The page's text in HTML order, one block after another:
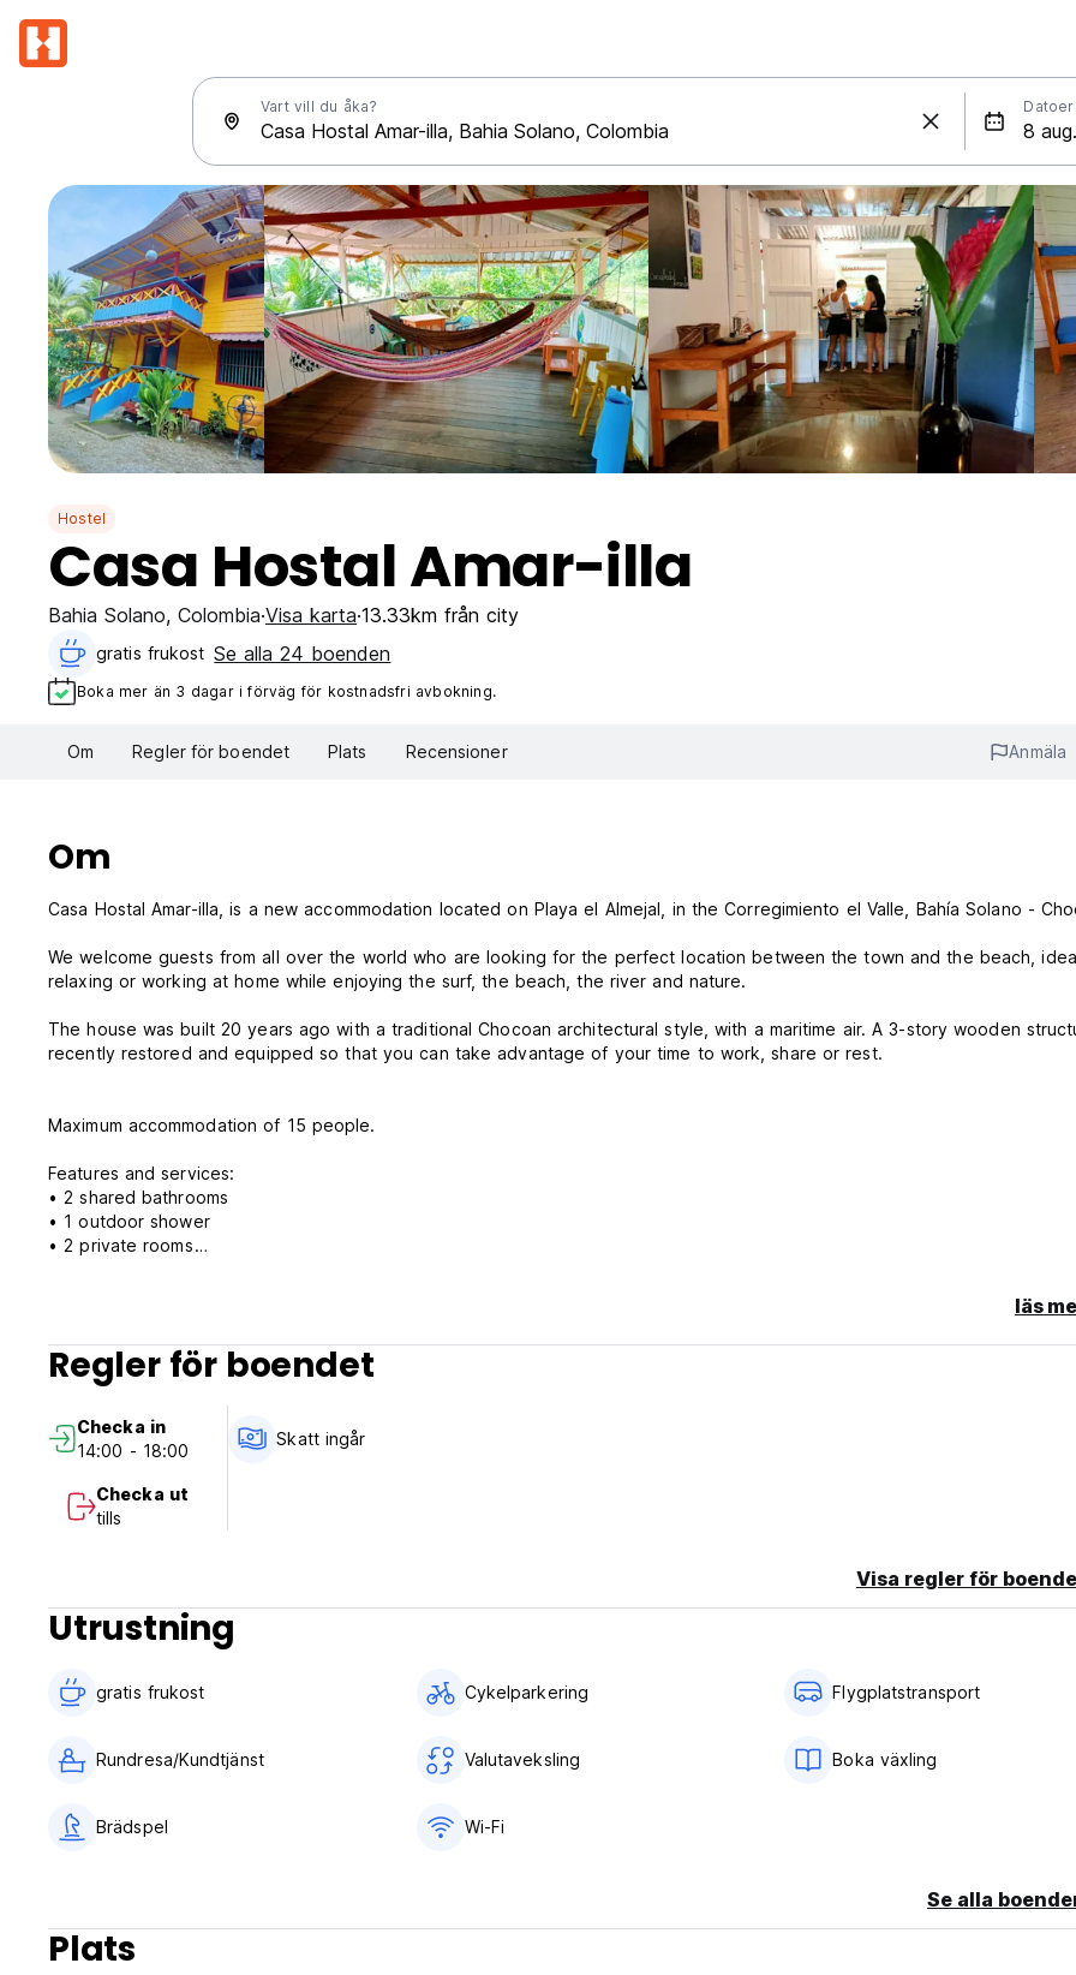
Vart vill du åka? Datoer
Hostel
Casa Hostal Amar-illa
Bahia Solano, Colombia Visa karta 13.33km från city
gratis frukost‎ Se alla 24 boenden
Boka mer än 3 dagar i förväg för kostnadsfri avbokning.
Om Regler för boendet Plats Recensioner Anmäla
Om
Casa Hostal Amar-illa, is a new accommodation located on Playa el Almejal, in the Corregimiento el Valle, Bahía Solano -
We welcome guests from all over the world who are looking for the perfect location between the town and the beach,
relaxing or working at home while enjoying the surf, the beach, the river and nature.
The house was built 20 years ago with a traditional Chocoan architectural style, with a maritime air. A 3-story wooden
recently restored and equipped so that you can take advantage of your time to work, share or rest.
Maximum accommodation of 15 people.
Features and services:
• 2 shared bathrooms
• 1 outdoor shower
• 2 private rooms
• Tropical gardens
• Equipped kitchen
• Living room
• Sheets and towels
• Table games
• Proximity to the beach
• Filtered water
Casa Hostal Amar-illa Policy and Conditions:
Cancellation Policy: 2 days before arrival. In case of a late cancellation or No Show, you will be charged the first night of
stay.
Check out before 12.00
Taxes included
Breakfast not included
No special conditions
läs
Regler för boendet
Checka in
14:00 - 18:00
Checka ut
tills
Skatt ingår
Visa regler för
Utrustning
gratis frukost‎ Cykelparkering Flygplatstransport
Rundresa/Kundtjänst Valutaveksling Boka växling
Brädspel Wi-Fi
Se alla
Plats